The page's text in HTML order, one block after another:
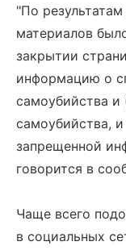
"По
материалов
закрытии
информацию о
самоубийства
самоубийства,
запрещенной
говорится в
Чаще всего
в социальных